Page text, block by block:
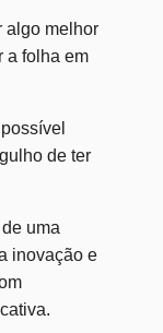
algo melhor
a folha em
de ter
uma
inovação e